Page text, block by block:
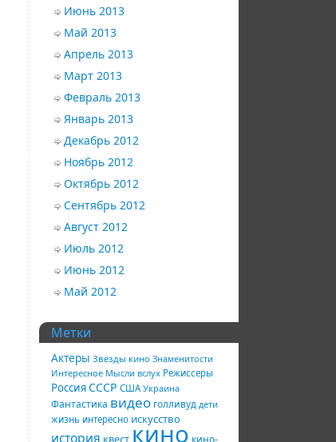
Июнь 2013
Май 2013
Апрель 2013
Март 2013
Февраль 2013
Январь 2013
Декабрь 2012
Ноябрь 2012
Октябрь 2012
Сентябрь 2012
Август 2012
Июль 2012
Июнь 2012
Май 2012
Метки
Актеры Звёзды кино Знаменитости
Интересное Мысли вслух Режиссеры
Россия СССР США Украина
Фантастика видео голливуд дети
жизнь интересно искусство
история квесткино кино-